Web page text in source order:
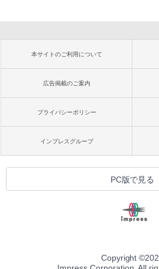
本サイトのご利用について
広告掲載のご案内
プライバシーポリシー
インプレスグループ
PC版で見る
Copyright ©